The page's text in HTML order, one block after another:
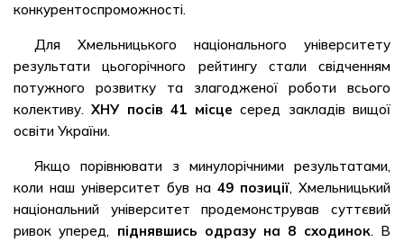
конкурентоспроможності.
Для Хмельницького національного університету
результати цьогорічного рейтингу стали свідченням
потужного розвитку та злагодженої роботи всього
колективу.ХНУ посів 41 місце серед закладів вищої
освіти України.
Якщо порівнювати з минулорічними результатами,
коли наш університет був на 49 позиції, Хмельницький
національний університет продемонстрував суттєвий
ривок уперед, піднявшись одразу на 8 сходинок. В